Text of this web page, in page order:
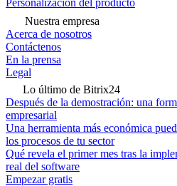
Personalización del producto
Nuestra empresa
Acerca de nosotros
Contáctenos
En la prensa
Legal
Lo último de Bitrix24
Después de la demostración: una
empresarial
Una herramienta más económica
los procesos de tu sector
Qué revela el primer mes tras la
real del software
Empezar gratis